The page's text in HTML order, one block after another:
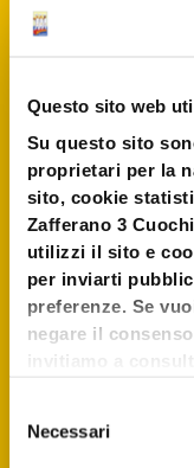
Questo sito web
Su questo sito
proprietari per la
sito, cookie
Zafferano 3
utilizzi il sito e
per inviarti
preferenze. Se
negare il
un'esperienza
"Accetta tutti".
delNecessari
poi
nel
Infine